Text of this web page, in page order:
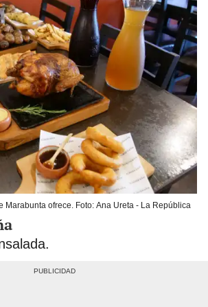
Marabunta ofrece. Foto: Ana Ureta - La República